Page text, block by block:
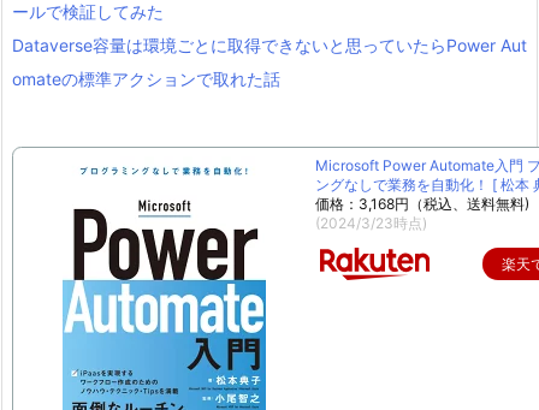
ールで検証してみた
Dataverse容量は環境ごとに取得できないと思っていたらPower Aut
omateの標準アクションで取れた話
Microsoft Power Automate入門
ングなしで業務を自動化！ [ 松本
価格：3,168円（税込、送料無料)
(2024/3/23時点)
楽天